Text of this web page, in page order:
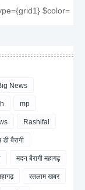
$color=
News
mp
Rashifal
डी बैरागी
मदन बैरागी महागढ़
रतलाम खबर